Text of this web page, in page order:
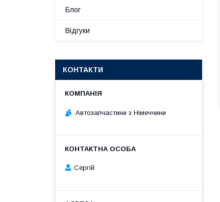
Блог
Відгуки
КОНТАКТИ
Автозапчастини з Німеччини
Сергій